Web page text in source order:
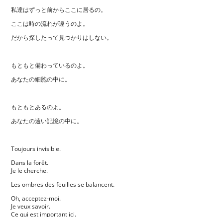
私達はずっと前からここに居るの。
ここは時の流れが違うのよ。
だから探したって見つかりはしない。
もともと備わっているのよ。
あなたの細胞の中に。
もともとあるのよ。
あなたの遠い記憶の中に。
Toujours invisible.
Dans la forêt.
Je le cherche.
Les ombres des feuilles se balancent.
Oh, acceptez-moi.
Je veux savoir.
Ce qui est important ici.